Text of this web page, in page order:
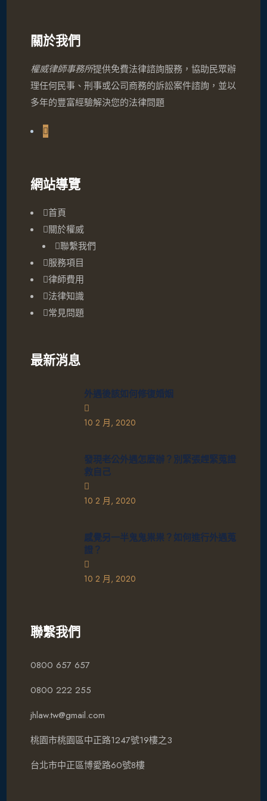
關於我們
權威律師事務所提供免費法律諮詢服務，協助民眾辦
理任何民事、刑事或公司商務的訴訟案件諮詢，並以
多年的豐富經驗解決您的法律問題
網站導覽
首頁
關於權威
聯繫我們
服務項目
律師費用
法律知識
常見問題
最新消息
外遇後該如何修復婚姻
10 2 月, 2020
發現老公外遇怎麼辦？別緊張趕緊蒐證
救自己
10 2 月, 2020
感覺另一半鬼鬼祟祟？如何進行外遇蒐
證？
10 2 月, 2020
聯繫我們
0800 657 657
0800 222 255
jhlaw.tw@gmail.com
桃園市桃園區中正路1247號19樓之3
台北市中正區博愛路60號8樓